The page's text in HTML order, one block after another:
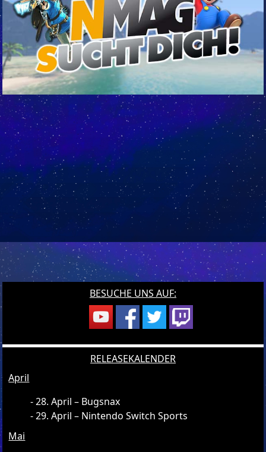
BESUCHE UNS AUF:
RELEASEKALENDER
April
28. April – Bugsnax
29. April – Nintendo Switch Sports
Mai